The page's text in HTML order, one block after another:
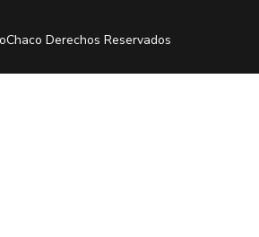
Derechos Reservados